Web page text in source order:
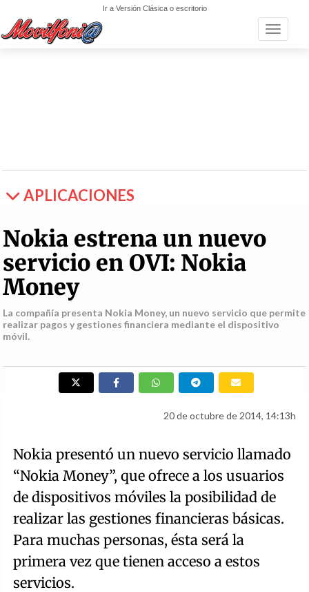
Ir a Versión Clásica o escritorio
Toggle
APLICACIONES
Nokia estrena un nuevo
servicio en OVI: Nokia
Money
La compañía presenta Nokia Money, un nuevo servicio que permite
realizar pagos y gestiones financiera mediante el dispositivo
móvil.
20 de octubre de 2014, 14:13h
Nokia presentó un nuevo servicio llamado
“Nokia Money”, que ofrece a los usuarios
de dispositivos móviles la posibilidad de
realizar las gestiones financieras básicas.
Para muchas personas, ésta será la
primera vez que tienen acceso a estos
servicios.